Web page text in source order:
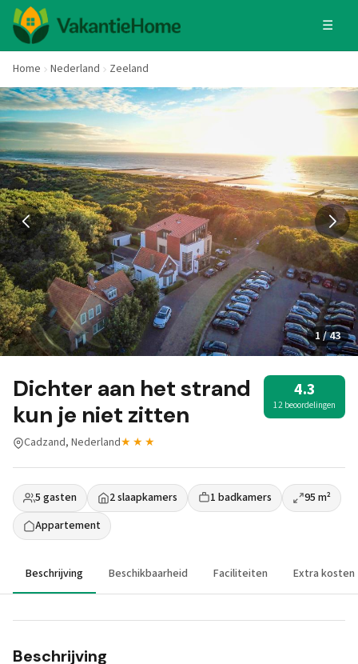
☰
Home Nederland Zeeland
1 / 43
Dichter aan het strand
kun je niet zitten
4.3
12 beoordelingen
Cadzand, Nederland★★★
5 gasten 2 slaapkamers 1 badkamers
95 m²
Appartement
Beschrijving Beschikbaarheid Faciliteiten Extra kosten
Beschrijving